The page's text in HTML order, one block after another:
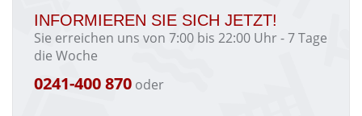
INFORMIEREN SIE SICH JETZT!
Sie erreichen uns von 7:00 bis 22:00 Uhr - 7 Tage
die Woche
0241-400 870 oder